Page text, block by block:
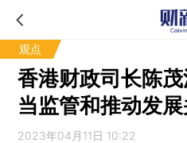
观点
香港财政司长陈
当监管和推动发
2023年04月11日 10:22